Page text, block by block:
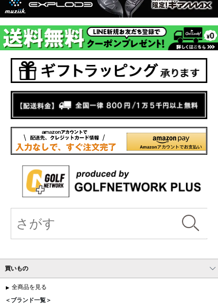
買いもの
全商品を見る
＜ブランド一覧＞